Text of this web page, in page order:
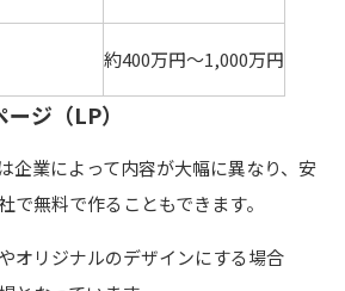
約400万円～1,000万円
ジ（LP）
企業によって内容が大幅に異なり、安
で無料で作ることもできます。
オリジナルのデザインにする場合